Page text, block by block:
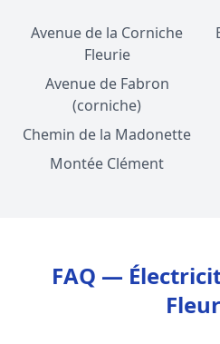
Avenue de la Corniche
Fleurie
Avenue de Fabron
(corniche)
Chemin de la Madonette
Montée Clément
FAQ —